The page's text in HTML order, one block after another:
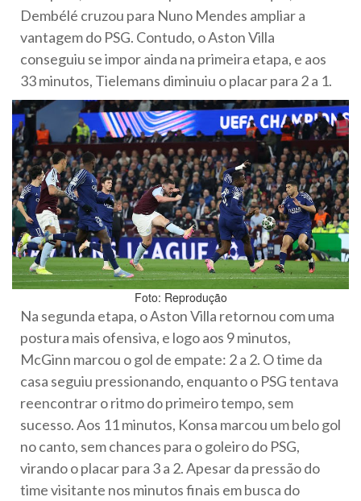
Dembélé cruzou para Nuno Mendes ampliar a
vantagem do PSG. Contudo, o Aston Villa
conseguiu se impor ainda na primeira etapa, e aos
33 minutos, Tielemans diminuiu o placar para 2 a 1.
Foto: Reprodução
Na segunda etapa, o Aston Villa retornou com uma
postura mais ofensiva, e logo aos 9 minutos,
McGinn marcou o gol de empate: 2 a 2. O time da
casa seguiu pressionando, enquanto o PSG tentava
reencontrar o ritmo do primeiro tempo, sem
sucesso. Aos 11 minutos, Konsa marcou um belo gol
no canto, sem chances para o goleiro do PSG,
virando o placar para 3 a 2. Apesar da pressão do
time visitante nos minutos finais em busca do